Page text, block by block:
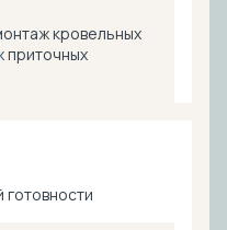
кровельных
приточных